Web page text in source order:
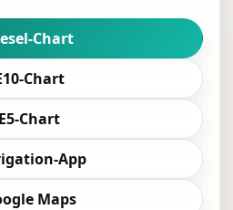
Chart
Chart
E5-Chart
App
Maps